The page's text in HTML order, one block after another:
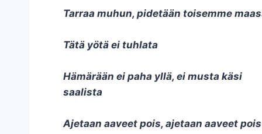
Tarraa muhun, pidetään toisemme
Tätä yötä ei tuhlata
Hämärään ei paha yllä, ei musta käsi
saalista
Ajetaan aaveet pois, ajetaan aaveet pois